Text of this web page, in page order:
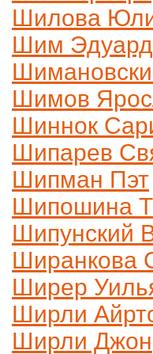
Шилова
Шим Эдуард
Шимов
Шиннок
Шипарев
Шипман Пэт
Шипошина
Шипунский
Ширанкова
Ширер
Ширли
Ширли Джон